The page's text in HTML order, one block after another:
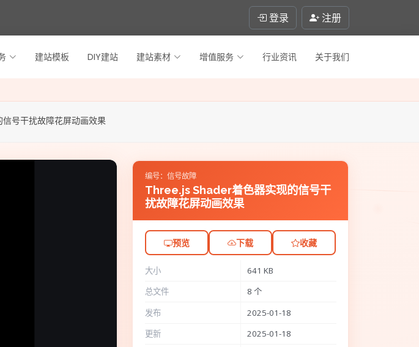
登录 注册
建站模板 DIY建站 建站素材 增值服务 行业资讯 关于我们
号干扰故障花屏动画效果
编号：信号故障
Three.js Shader着色器实现的信号干
扰故障花屏动画效果
预览 下载 收藏
大小
641 KB
总文件
8 个
发布
2025-01-18
更新
2025-01-18